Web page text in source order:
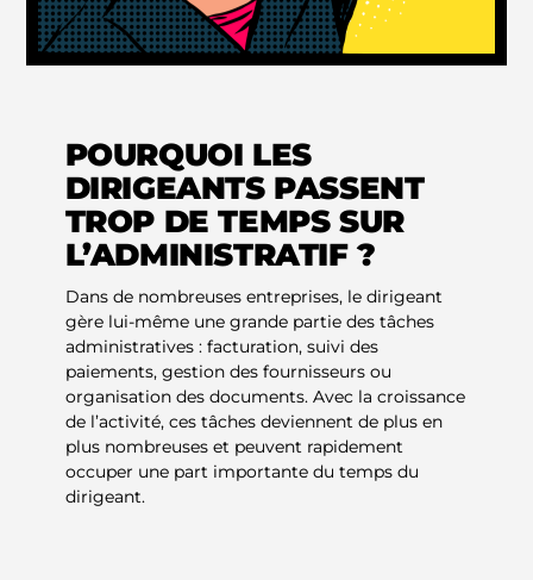
POURQUOI LES
DIRIGEANTS PASSENT
TROP DE TEMPS SUR
L’ADMINISTRATIF ?
Dans de nombreuses entreprises, le dirigeant
gère lui-même une grande partie des tâches
administratives : facturation, suivi des
paiements, gestion des fournisseurs ou
organisation des documents. Avec la croissance
de l’activité, ces tâches deviennent de plus en
plus nombreuses et peuvent rapidement
occuper une part importante du temps du
dirigeant.